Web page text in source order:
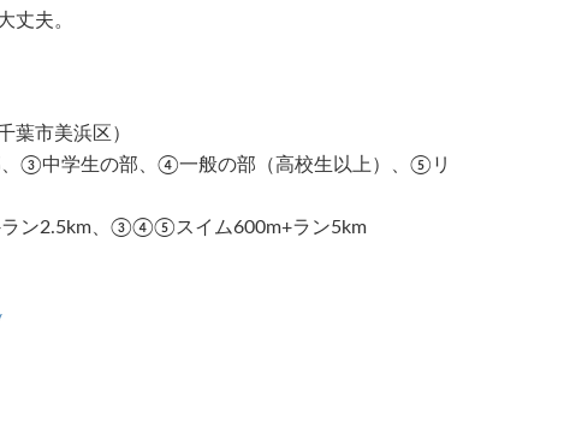
丈夫。
葉市美浜区）
③中学生の部、④一般の部（高校生以上）、⑤リ
ン2.5km、③④⑤スイム600m+ラン5km